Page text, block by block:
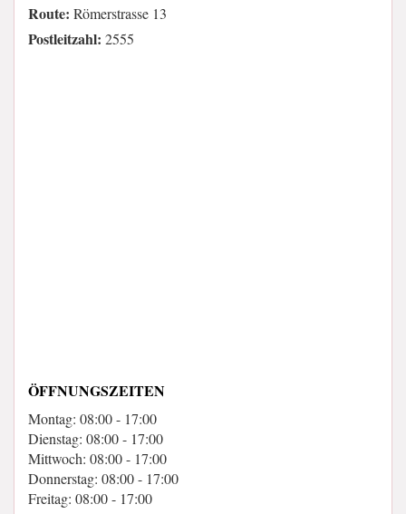
Route: Römerstrasse 13
Postleitzahl: 2555
ÖFFNUNGSZEITEN
Montag: 08:00 - 17:00
Dienstag: 08:00 - 17:00
Mittwoch: 08:00 - 17:00
Donnerstag: 08:00 - 17:00
Freitag: 08:00 - 17:00